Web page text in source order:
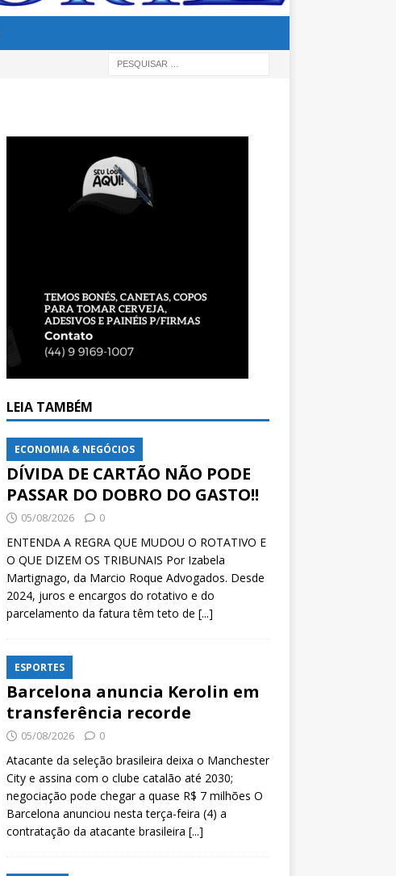
LEIA TAMBÉM
ECONOMIA & NEGÓCIOS
DÍVIDA DE CARTÃO NÃO PODE
PASSAR DO DOBRO DO GASTO!!
05/08/2026 0
ENTENDA A REGRA QUE MUDOU O ROTATIVO E
O QUE DIZEM OS TRIBUNAIS Por Izabela
Martignago, da Marcio Roque Advogados. Desde
2024, juros e encargos do rotativo e do
parcelamento da fatura têm teto de [...]
ESPORTES
Barcelona anuncia Kerolin em
transferência recorde
05/08/2026 0
Atacante da seleção brasileira deixa o Manchester
City e assina com o clube catalão até 2030;
negociação pode chegar a quase R$ 7 milhões O
Barcelona anunciou nesta terça-feira (4) a
contratação da atacante brasileira [...]